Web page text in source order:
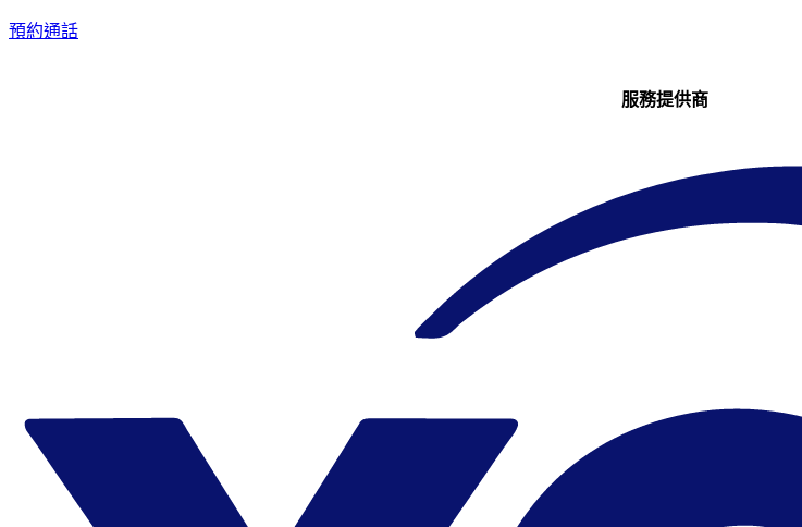
預約通話
服務提供商